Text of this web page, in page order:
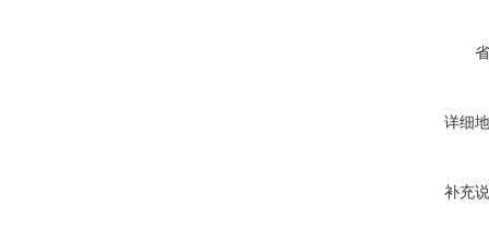
详细
补充